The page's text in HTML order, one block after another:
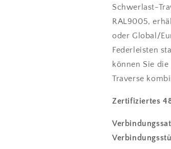
Schwerlast-
RAL9005,
oder Global/
Federleisten
können Sie
Traverse
Zertifiziertes